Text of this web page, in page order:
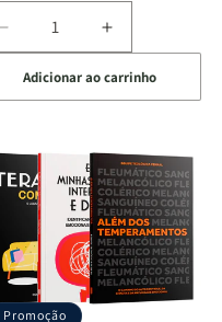
Diminuir
a
quantidade
de
Quarto
de
Guerra
Livro
+
Devocional
Aumentar
a
quantidade
de
Quarto
de
Guerra
|
Livro
+
Devocional
Adicionar ao carrinho
Promoção